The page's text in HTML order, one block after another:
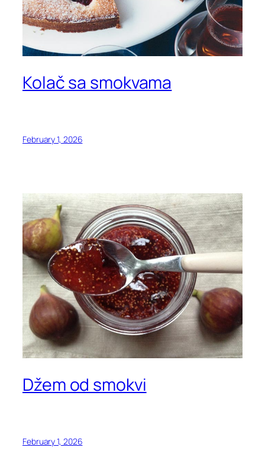
Kolač sa smokvama
February 1, 2026
Džem od smokvi
February 1, 2026